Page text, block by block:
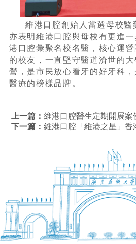
維港口腔創始人當選母校醫
亦表明維港口腔與母校有更進
港口腔彙聚名校名醫，核心運
的校友，一直堅守醫道濟世的
營，是市民放心看牙的好牙科
醫療的榜樣品牌。
上一篇：維港口腔醫生定期開展案例分享
下一篇：維港口腔「維港之星」香港